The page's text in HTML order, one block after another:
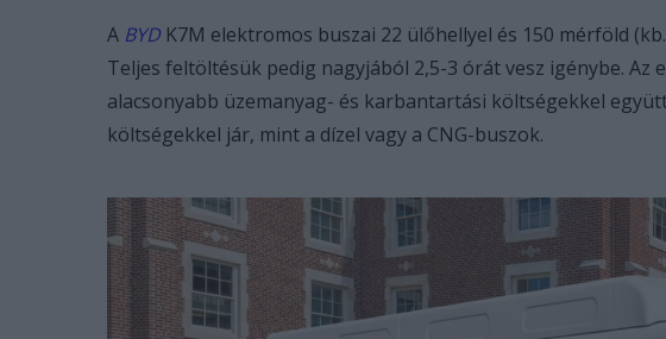
A BYD K7M elektromos buszai 22 ülőhellyel és 150 mérföld
Teljes feltöltésük pedig nagyjából 2,5-3 órát vesz igénybe. Az
alacsonyabb üzemanyag- és karbantartási költségekkel
költségekkel jár, mint a dízel vagy a CNG-buszok.